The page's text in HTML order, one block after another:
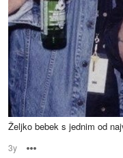
Željko bebek s jednim od
3y